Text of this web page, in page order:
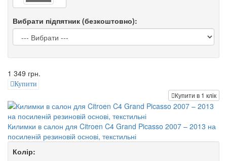
Вибрати підпятник (безкоштовно):
1 349 грн.
Купити
Купити в 1 клік
Килимки в салон для Citroen C4 Grand Picasso 2007 – 2013 на
посиленій резиновій основі, текстильні
Колір: